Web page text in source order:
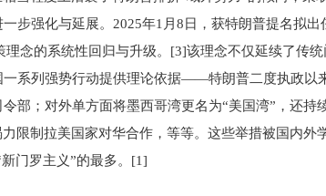
步强化与延展。2025年1月8日，获特朗普提名拟
念的系统性回归与升级。[3]该理念不仅延续了传
系列强势行动提供理论依据——特朗普二度执政以
部；对外单方面将墨西哥湾更名为“美国湾”，还持
限制拉美国家对华合作，等等。这些举措被国内外
门罗主义”的最多。[1]